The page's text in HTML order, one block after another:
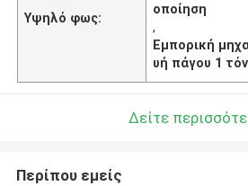
Υψηλό φως:
οποίηση
,
Εμπορική
υή πάγου 1
Δείτε
Περίπου εμείς